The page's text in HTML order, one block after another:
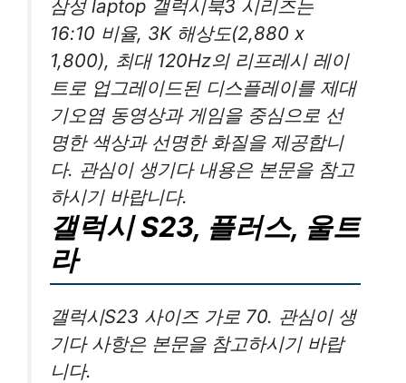
삼성 laptop 갤럭시북3 시리즈는
16:10 비율, 3K 해상도(2,880 x
1,800), 최대 120Hz의 리프레시 레이
트로 업그레이드된 디스플레이를 제대
기오염 동영상과 게임을 중심으로 선
명한 색상과 선명한 화질을 제공합니
다. 관심이 생기다 내용은 본문을 참고
하시기 바랍니다.
갤럭시 S23, 플러스, 울트
라
갤럭시S23 사이즈 가로 70. 관심이 생
기다 사항은 본문을 참고하시기 바랍
니다.